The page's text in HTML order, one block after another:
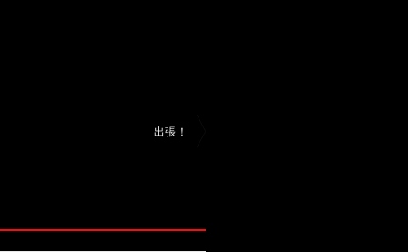
出張！